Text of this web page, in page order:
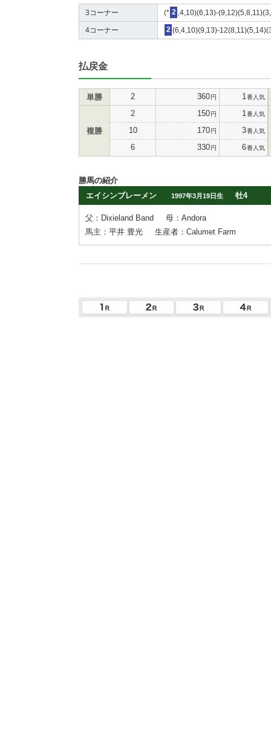
3コーナー (* 2 ,4,10)(6,13)-
4コーナー 2 (6,4,10)(9,13)-
払戻金
単勝 2 360円 1 番人気
複勝
2 150円 1 番人気
10 170円 3番人気
6 330円 6番人気
勝馬の紹介
エイシンブレーメン
1997年3月19日生 牡4
父：Dixieland Band
母：Andora
馬主：平井 豊光
生産者：Calumet Farm